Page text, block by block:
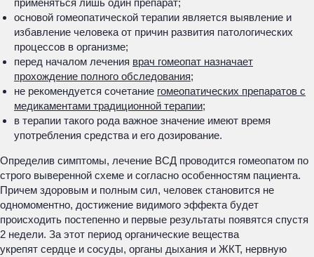
применяться лишь один препарат;
основой гомеопатической терапии является выявление и
избавление человека от причин развития патологических
процессов в организме;
перед началом лечения врач гомеопат назначает
прохождение полного обследования;
не рекомендуется сочетание гомеопатических препаратов с
медикаментами традиционной терапии;
в терапии такого рода важное значение имеют время
употребления средства и его дозирование.
Определив симптомы, лечение ВСД проводится гомеопатом по
строго выверенной схеме и согласно особенностям пациента.
Причем здоровым и полным сил, человек становится не
одномоментно, достижение видимого эффекта будет
происходить постепенно и первые результаты появятся спустя
2 недели. За этот период органические вещества
укрепят сердце и сосуды, органы дыхания и ЖКТ, нервную